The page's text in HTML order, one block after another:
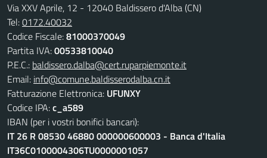
Via XXV Aprile, 12 - 12040 Baldissero d'Alba (CN)
Tel:0172.40032
Codice Fiscale:81000370049
Partita IVA:00533810040
P.E.C.: baldissero.dalba@cert.ruparpiemonte.it
Email: info@comune.baldisserodalba.cn.it
Fatturazione Elettronica: UFUNXY
Codice IPA:c_a589
IBAN (per i vostri bonifici bancari):
IT 26 R 08530 46880 000000600003 - Banca d'Italia
IT36C0100004306TU0000001057